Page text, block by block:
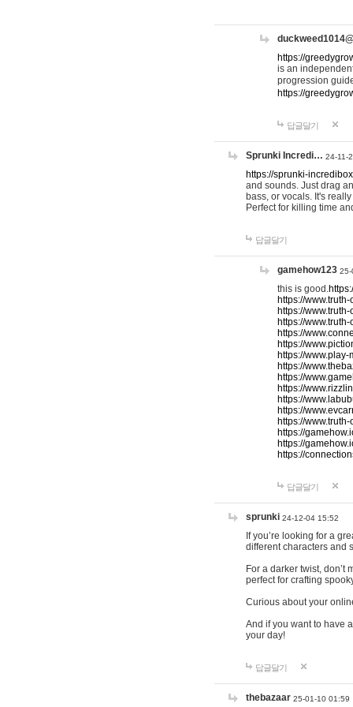
https://
is an
progression
https://
답글달기
Sprunki Incredi… 24-11-
https://sprunki-
and sounds. Just drag
bass, or vocals. It's
Perfect for killing time
답글달기
gamehow123 25-
this is good.
https://
https://
https://
https://
https://
https://
https://
https://
https://
https://
https://
https://
https://
https://
https://
답글달기
sprunki 24-12-04 15:52
If you’re looking for a
different characters and
For a darker twist, don’t
perfect for crafting
Curious about your
And if you want to have
your day!
답글달기
thebazaar 25-01-10 01:59